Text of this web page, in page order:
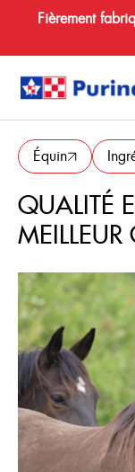
Fièrement
Search
for:
À propos de nous
Espèces
Produits
Ressources
Équin
QUALITÉ
MEILLEUR